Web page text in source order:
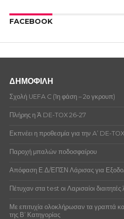
FACEBOOK
ΔΗΜΟΦΙΛΗ
Σχολή UEFA C (1η φάση – 2ο γκρουπ)
Πλήρης η Ά DE-TOX 26-27
Εκπνέει η προθεσμία για την A’ DE-TOX
Παροχή μπαλών ποδοσφαίρου
Απόφαση Ε.Δ/ΕΠΣΝ Λάρισας για
Πέτυχαν στα test οι Λαρισαίοι
Με επιτυχία ολοκλήρωσαν τα γραπτά και
της Β’ Κατηγορίας